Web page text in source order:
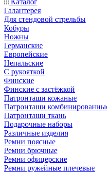
Каталог
Галантерея
Для стендовой стрельбы
Кобуры
Ножны
Германские
Европейские
Непальские
С рукояткой
Финские
Финские с застёжкой
Патронташи кожаные
Патронташи
Патронташи ткань
Подарочные наборы
Различные изделия
Ремни поясные
Ремни брючные
Ремни офицерские
Ремни ружейные плечевые